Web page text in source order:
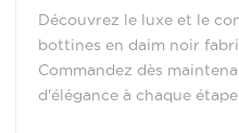
Découvrez le luxe et le
bottines en daim noir
Commandez dès
d'élégance à chaque